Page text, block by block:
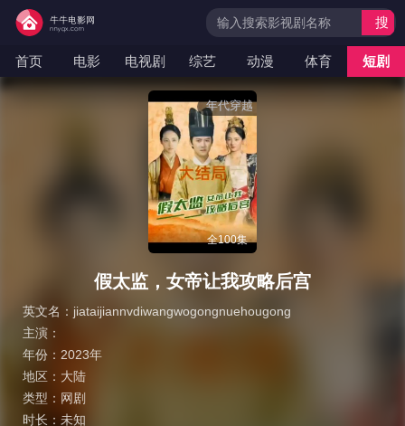
首页 电影 电视剧 综艺 动漫 体育 短剧
搜
索
年代穿越
全100集
假太监，女帝让我攻略后宫
英文名： jiataijiannvdiwangwogongnuehougong
主演：
年份： 2023年
地区： 大陆
类型： 网剧
时长： 未知